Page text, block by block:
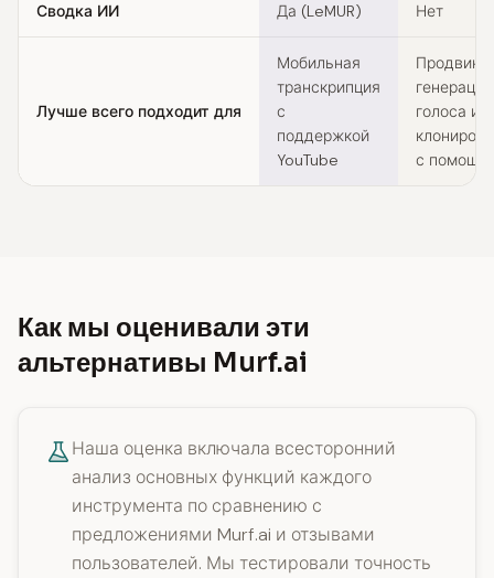
Сводка ИИ Да (LeMUR) Нет
Лучше всего подходит для
Мобильная
транскрипция
с
поддержкой
YouTube
генерация
голоса и
с
Как мы оценивали эти
альтернативы Murf.ai
Наша оценка включала всесторонний
анализ основных функций каждого
инструмента по сравнению с
предложениями Murf.ai и отзывами
пользователей. Мы тестировали точность